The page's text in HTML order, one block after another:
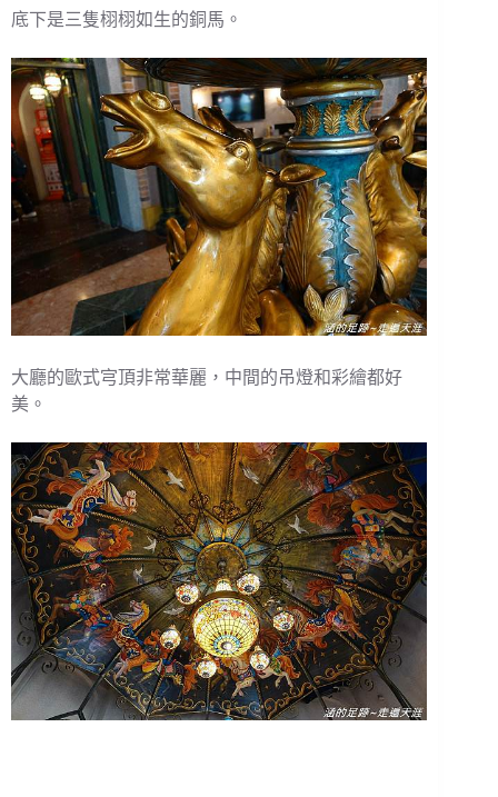
底下是三隻栩栩如生的銅馬。
大廳的歐式宆頂非常華麗，中間的吊燈和彩繪都好
美。